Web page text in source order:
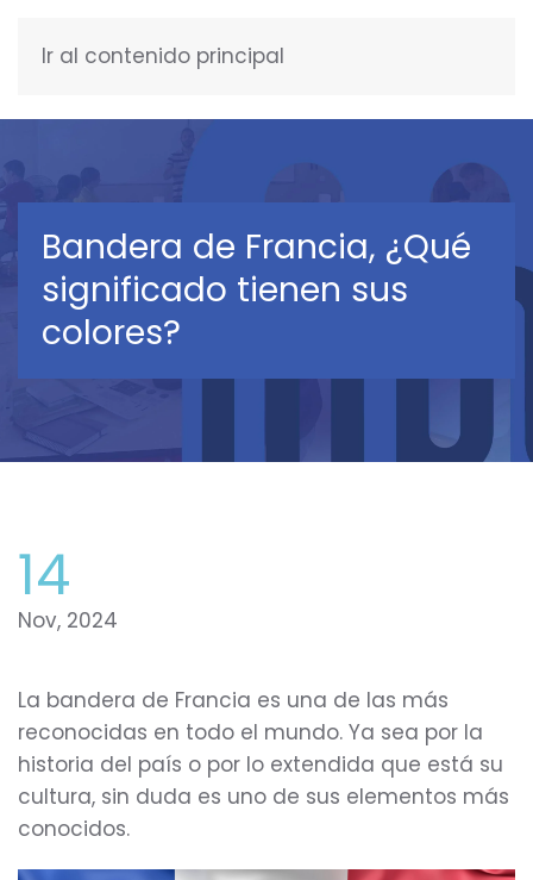
Ir al contenido principal
Bandera de Francia, ¿Qué
significado tienen sus
colores?
14
Nov, 2024
La bandera de Francia es una de las más
reconocidas en todo el mundo. Ya sea por la
historia del país o por lo extendida que está su
cultura, sin duda es uno de sus elementos más
conocidos.